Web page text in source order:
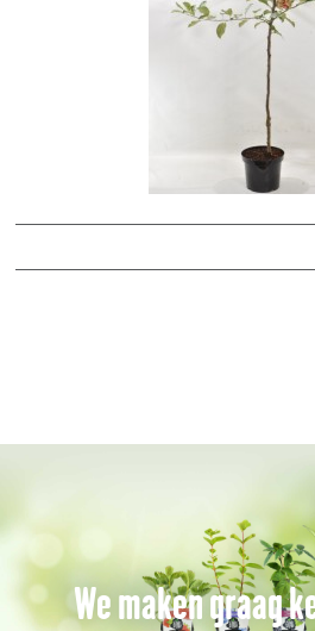
We maken graag